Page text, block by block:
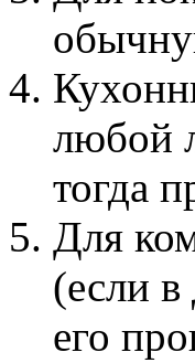
любой
тогда
Для
(если
его